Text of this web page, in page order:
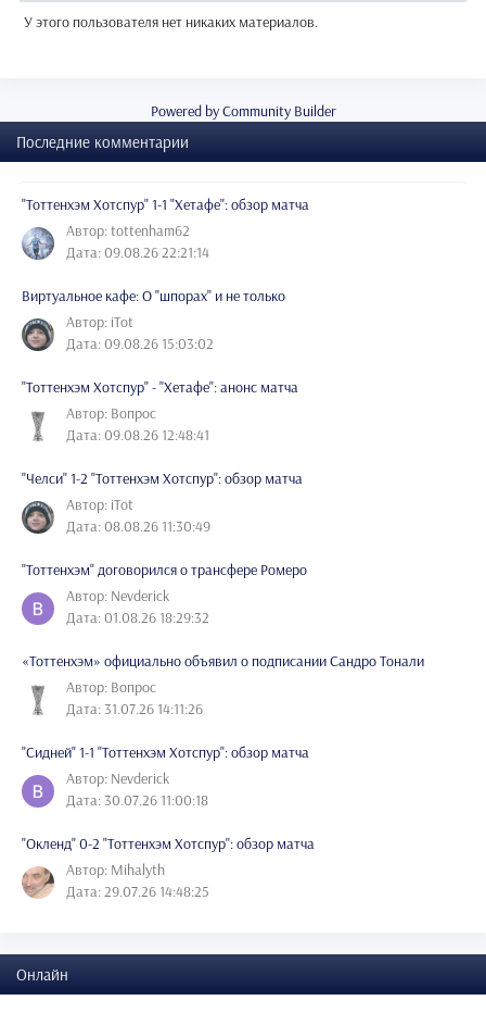
У этого пользователя нет никаких материалов.
Powered by Community Builder
Последние комментарии
"Тоттенхэм Хотспур" 1-1 "Хетафе": обзор матча
Автор: tottenham62
Дата: 09.08.26 22:21:14
Виртуальное кафе: О "шпорах" и не только
Автор: iTot
Дата: 09.08.26 15:03:02
"Тоттенхэм Хотспур" - "Хетафе": анонс матча
Автор: Вопрос
Дата: 09.08.26 12:48:41
"Челси" 1-2 "Тоттенхэм Хотспур": обзор матча
Автор: iTot
Дата: 08.08.26 11:30:49
"Тоттенхэм" договорился о трансфере Ромеро
Автор: Nevderick
Дата: 01.08.26 18:29:32
«Тоттенхэм» официально объявил о подписании Сандро Тонали
Автор: Вопрос
Дата: 31.07.26 14:11:26
"Сидней" 1-1 "Тоттенхэм Хотспур": обзор матча
Автор: Nevderick
Дата: 30.07.26 11:00:18
"Окленд" 0-2 "Тоттенхэм Хотспур": обзор матча
Автор: Mihalyth
Дата: 29.07.26 14:48:25
Онлайн